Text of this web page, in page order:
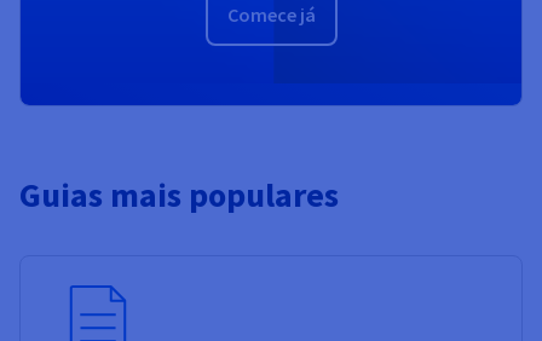
Comece já
Guias mais populares